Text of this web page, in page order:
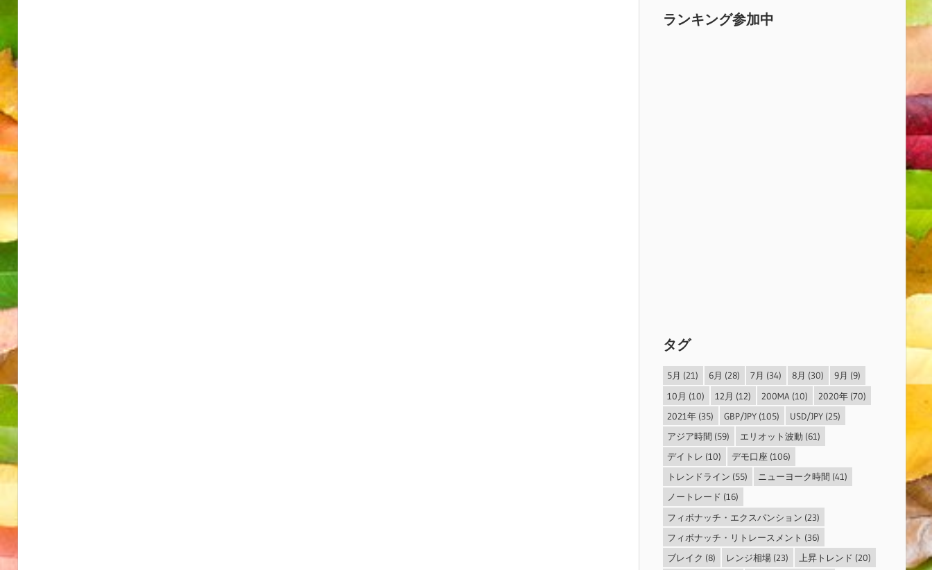
ランキング参加中
タグ
5月 (21) 6月 (28) 7月 (34) 8月 (30) 9月 (9)
10月 (10) 12月 (12) 200MA (10) 2020年 (70)
2021年 (35) GBP/JPY (105) USD/JPY (25)
アジア時間 (59) エリオット波動 (61)
デイトレ (10) デモ口座 (106)
トレンドライン (55) ニューヨーク時間 (41)
ノートレード (16)
フィボナッチ・エクスパンション (23)
フィボナッチ・リトレースメント (36)
ブレイク (8) レンジ相場 (23) 上昇トレンド (20)